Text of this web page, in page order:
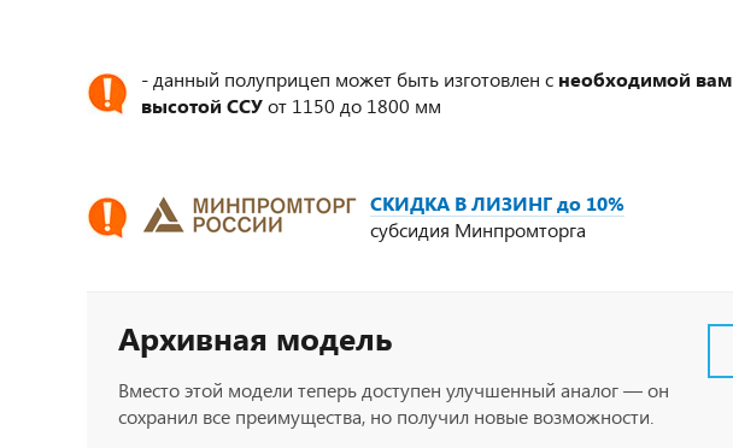
- данный полуприцеп может быть изготовлен с необходимой вам
высотой ССУот 1150 до 1800 мм
СКИДКА В ЛИЗИНГ до 10%
субсидия Минпромторга
Архивная модель
Вместо этой модели теперь доступен улучшенный аналог — он
сохранил все преимущества, но получил новые возможности.